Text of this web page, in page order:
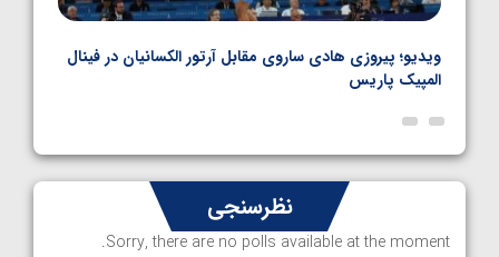
ویدیو؛ پیروزی هادی ساروی مقابل آرتور الکسانیان در فینال
المپیک پاریس
نظرسنجی
Sorry, there are no polls available at the moment.